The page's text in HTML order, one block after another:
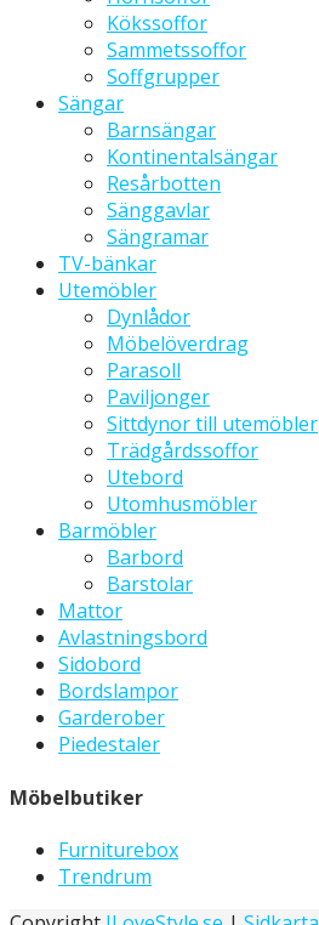
Kökssoffor
Sammetssoffor
Soffgrupper
Sängar
Barnsängar
Kontinentalsängar
Resårbotten
Sänggavlar
Sängramar
TV-bänkar
Utemöbler
Dynlådor
Möbelöverdrag
Parasoll
Paviljonger
Sittdynor till utemöbler
Trädgårdssoffor
Utebord
Utomhusmöbler
Barmöbler
Barbord
Barstolar
Mattor
Avlastningsbord
Sidobord
Bordslampor
Garderober
Piedestaler
Möbelbutiker
Furniturebox
Trendrum